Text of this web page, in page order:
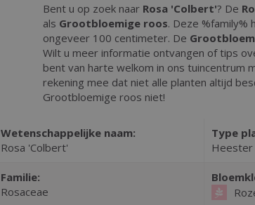
Bent u op zoek naar Rosa 'Colbert'? De
als Grootbloemige roos. Deze %family%
ongeveer 100 centimeter. De
Wilt u meer informatie ontvangen of tips
bent van harte welkom in ons tuincentrum
rekening mee dat niet alle planten altijd
Grootbloemige roos niet!
Wetenschappelijke naam:
Rosa 'Colbert'
Type
Heester
Familie:
Rosaceae